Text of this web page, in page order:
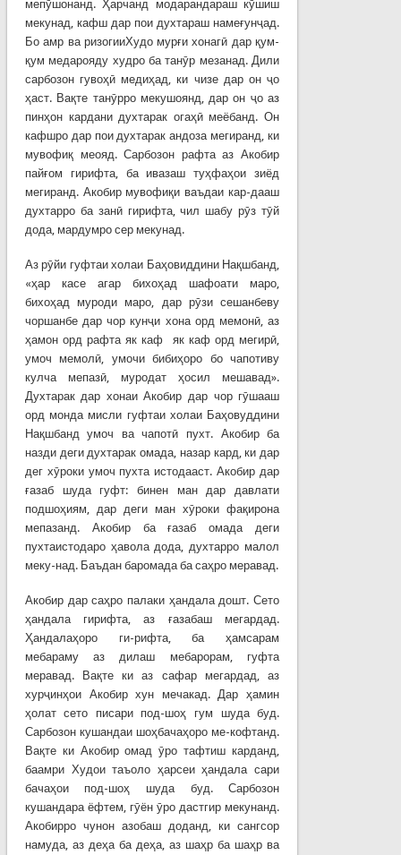
мепӯшонанд. Ҳарчанд модарандараш кӯшиш
мекунад, кафш дар пои духтараш намеғунҷад.
Бо амр ва ризогииХудо мурғи хонагӣ дар қум-
қум медарояду худро ба танӯр мезанад. Дили
сарбозон гувоҳӣ медиҳад, ки чизе дар он ҷо
ҳаст. Вақте танӯрро мекушоянд, дар он ҷо аз
пинҳон кардани духтарак огаҳӣ меёбанд. Он
кафшро дар пои духтарак андоза мегиранд, ки
мувофиқ меояд. Сарбозон рафта аз Акобир
пайғом гирифта, ба ивазаш туҳфаҳои зиёд
мегиранд. Акобир мувофиқи ваъдаи кар-дааш
духтарро ба занӣ гирифта, чил шабу рӯз тӯй
дода, мардумро сер мекунад.
Аз рӯйи гуфтаи холаи Баҳовиддини Нақшбанд,
«ҳар касе агар бихоҳад шафоати маро,
бихоҳад муроди маро, дар рӯзи сешанбеву
чоршанбе дар чор кунҷи хона орд мемонӣ, аз
ҳамон орд рафта як каф як каф орд мегирӣ,
умоч мемолӣ, умочи бибиҳоро бо чапотиву
кулча мепазӣ, муродат ҳосил мешавад».
Духтарак дар хонаи Акобир дар чор гӯшааш
орд монда мисли гуфтаи холаи Баҳовуддини
Нақшбанд умоч ва чапотӣ пухт. Акобир ба
назди деги духтарак омада, назар кард, ки дар
дег хӯроки умоч пухта истодааст. Акобир дар
ғазаб шуда гуфт: бинен ман дар давлати
подшоҳиям, дар деги ман хӯроки фақирона
мепазанд. Акобир ба ғазаб омада деги
пухтаистодаро ҳавола дода, духтарро малол
меку-над. Баъдан баромада ба саҳро меравад.
Акобир дар саҳро палаки ҳандала дошт. Сето
ҳандала гирифта, аз ғазабаш мегардад.
Ҳандалаҳоро ги-рифта, ба ҳамсарам
мебараму аз дилаш мебарорам, гуфта
меравад. Вақте ки аз сафар мегардад, аз
хурҷинҳои Акобир хун мечакад. Дар ҳамин
ҳолат сето писари под-шоҳ гум шуда буд.
Сарбозон кушандаи шоҳбачаҳоро ме-кофтанд.
Вақте ки Акобир омад ӯро тафтиш карданд,
баамри Худои таъоло ҳарсеи ҳандала сари
бачаҳои под-шоҳ шуда буд. Сарбозон
кушандара ёфтем, гӯён ӯро дастгир мекунанд.
Акобирро чунон азобаш доданд, ки сангсор
намуда, аз деҳа ба деҳа, аз шаҳр ба шаҳр ва